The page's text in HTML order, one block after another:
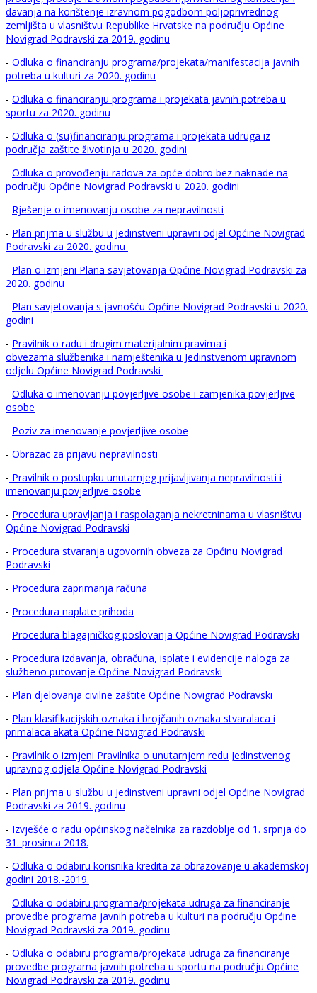
davanja na korištenje izravnom pogodbom poljoprivrednog
zemljišta u vlasništvu Republike Hrvatske na području Općine
Novigrad Podravski za 2019. godinu
- Odluka o financiranju programa/projekata/manifestacija javnih
potreba u kulturi za 2020. godinu
- Odluka o financiranju programa i projekata javnih potreba u
sportu za 2020. godinu
- Odluka o (su)financiranju programa i projekata udruga iz
područja zaštite životinja u 2020. godini
- Odluka o provođenju radova za opće dobro bez naknade na
području Općine Novigrad Podravski u 2020. godini
- Rješenje o imenovanju osobe za nepravilnosti
- Plan prijma u službu u Jedinstveni upravni odjel Općine Novigrad
Podravski za 2020. godinu
- Plan o izmjeni Plana savjetovanja Općine Novigrad Podravski za
2020. godinu
- Plan savjetovanja s javnošću Općine Novigrad Podravski u 2020.
godini
- Pravilnik o radu i drugim materijalnim pravima i
obvezama službenika i namještenika u Jedinstvenom upravnom
odjelu Općine Novigrad Podravski
- Odluka o imenovanju povjerljive osobe i zamjenika povjerljive
osobe
- Poziv za imenovanje povjerljive osobe
- Obrazac za prijavu nepravilnosti
- Pravilnik o postupku unutarnjeg prijavljivanja nepravilnosti i
imenovanju povjerljive osobe
- Procedura upravljanja i raspolaganja nekretninama u vlasništvu
Općine Novigrad Podravski
- Procedura stvaranja ugovornih obveza za Općinu Novigrad
Podravski
- Procedura zaprimanja računa
- Procedura naplate prihoda
- Procedura blagajničkog poslovanja Općine Novigrad Podravski
- Procedura izdavanja, obračuna, isplate i evidencije naloga za
službeno putovanje Općine Novigrad Podravski
- Plan djelovanja civilne zaštite Općine Novigrad Podravski
- Plan klasifikacijskih oznaka i brojčanih oznaka stvaralaca i
primalaca akata Općine Novigrad Podravski
- Pravilnik o izmjeni Pravilnika o unutarnjem redu Jedinstvenog
upravnog odjela Općine Novigrad Podravski
- Plan prijma u službu u Jedinstveni upravni odjel Općine Novigrad
Podravski za 2019. godinu
- Izvješće o radu općinskog načelnika za razdoblje od 1. srpnja do
31. prosinca 2018.
- Odluka o odabiru korisnika kredita za obrazovanje u akademskoj
godini 2018.-2019.
- Odluka o odabiru programa/projekata udruga za financiranje
provedbe programa javnih potreba u kulturi na području Općine
Novigrad Podravski za 2019. godinu
- Odluka o odabiru programa/projekata udruga za financiranje
provedbe programa javnih potreba u sportu na području Općine
Novigrad Podravski za 2019. godinu